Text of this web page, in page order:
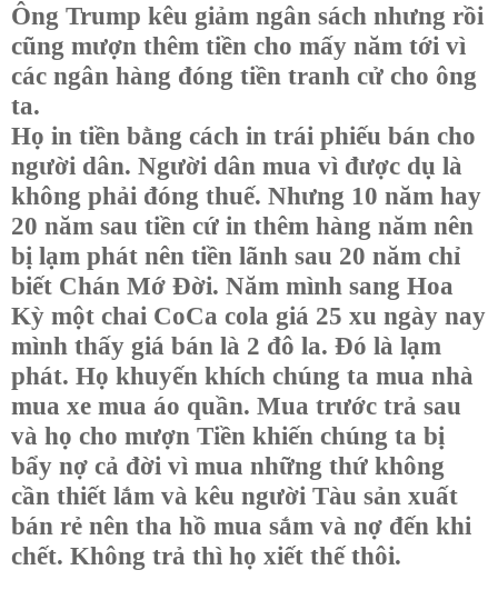
Ông Trump kêu giảm ngân sách nhưng rồi
cũng mượn thêm tiền cho mấy năm tới vì
các ngân hàng đóng tiền tranh cử cho ông
ta.
Họ in tiền bằng cách in trái phiếu bán cho
người dân. Người dân mua vì được dụ là
không phải đóng thuế. Nhưng 10 năm hay
20 năm sau tiền cứ in thêm hàng năm nên
bị lạm phát nên tiền lãnh sau 20 năm chỉ
biết Chán Mớ Đời. Năm mình sang Hoa
Kỳ một chai CoCa cola giá 25 xu ngày nay
mình thấy giá bán là 2 đô la. Đó là lạm
phát. Họ khuyến khích chúng ta mua nhà
mua xe mua áo quần. Mua trước trả sau
và họ cho mượn Tiền khiến chúng ta bị
bẩy nợ cả đời vì mua những thứ không
cần thiết lắm và kêu người Tàu sản xuất
bán rẻ nên tha hồ mua sắm và nợ đến khi
chết. Không trả thì họ xiết thế thôi.